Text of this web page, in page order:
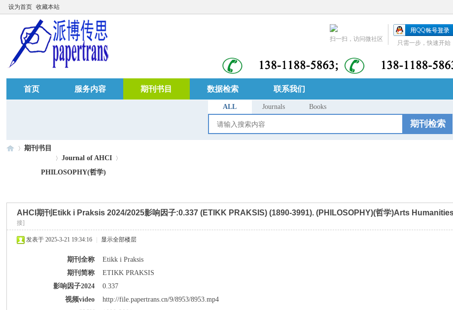
设为首页 收藏本站
只需一步，快速开始
扫一扫，访问微社区
首页 服务内容 期刊书目 数据检索 联系我们
ALL Journals Books
期刊检索
期刊书目
Journal of AHCI
PHILOSOPHY(哲学)
AHCI期刊Etikk i Praksis 2024/2025影响因子:0.337 (ETIKK PRAKSIS) (1890-3991). (PHILOSOPHY)(哲学)Arts
接]
发表于 2025-3-21 19:34:16 显示全部楼层
期刊全称
Etikk i Praksis
期刊简称
ETIKK PRAKSIS
影响因子2024
0.337
视频video
http://file.papertrans.cn/9/8953/8953.mp4